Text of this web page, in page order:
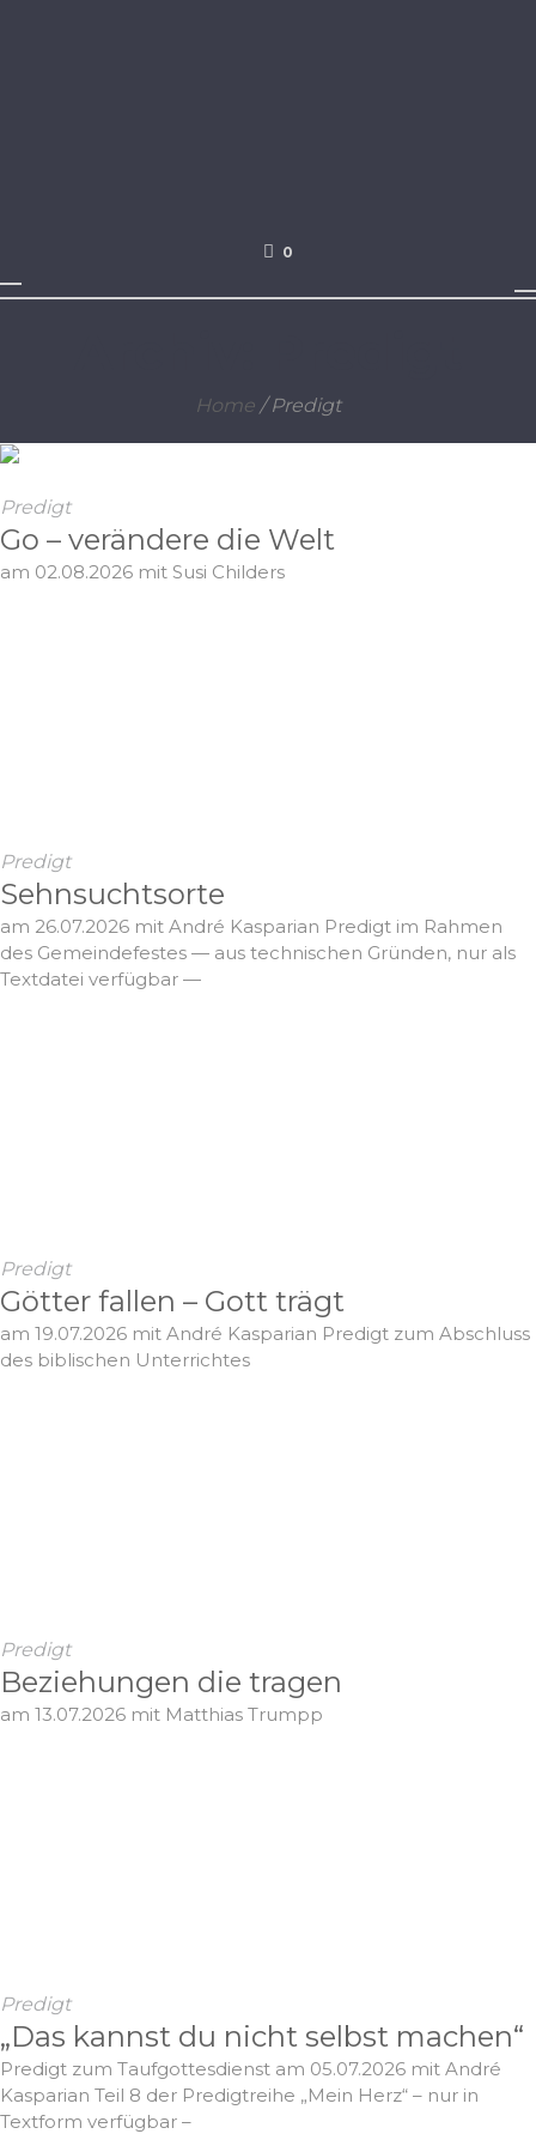
0
Home /Predigt
Predigt
Go – verändere die Welt
am 02.08.2026 mit Susi Childers
Predigt
Sehnsuchtsorte
am 26.07.2026 mit André Kasparian Predigt im Rahmen
des Gemeindefestes — aus technischen Gründen, nur als
Textdatei verfügbar —
Predigt
Götter fallen – Gott trägt
am 19.07.2026 mit André Kasparian Predigt zum Abschluss
des biblischen Unterrichtes
Predigt
Beziehungen die tragen
am 13.07.2026 mit Matthias Trumpp
Predigt
„Das kannst du nicht selbst machen“
Predigt zum Taufgottesdienst am 05.07.2026 mit André
Kasparian Teil 8 der Predigtreihe „Mein Herz“ – nur in
Textform verfügbar –